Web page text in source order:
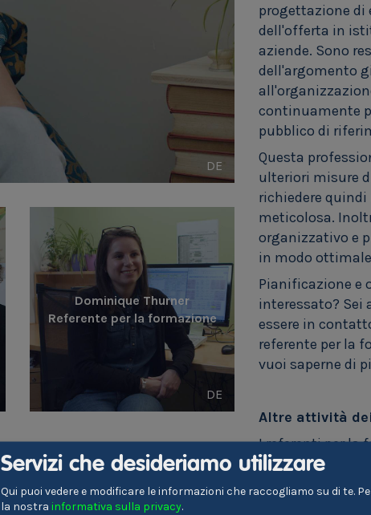
progettazione di
dell'offerta in
aziende. Sono
dell'argomento
continuamente
pubblico di
Questa
ulteriori misure
richiedere quindi
meticolosa.
organizzativo e
in modo
Pianificazione e
interessato? Sei
essere in
referente per la
vuoi saperne di
Altre attività
I referenti per la
istituti di
aziende per la
lavoratori
DE
Dominique Thurner
Referente per la formazione
DE
Servizi che desideriamo utilizzare
Qui puoi vedere e modificare le informazioni che raccogliamo su di te.
la nostra informativa sulla privacy.